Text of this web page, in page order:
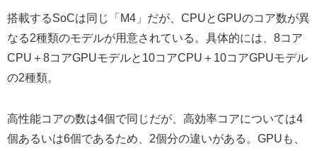
搭載するSoCは同じ「M4」だが、CPUとGPUのコア数が異
なる2種類のモデルが用意されている。具体的には、8コア
CPU＋8コアGPUモデルと10コアCPU＋10コアGPUモデル
の2種類。
高性能コアの数は4個で同じだが、高効率コアについては4
個あるいは6個であるため、2個分の違いがある。GPUも、